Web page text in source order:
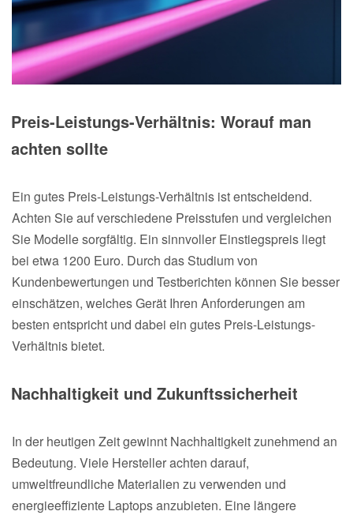
Preis-Leistungs-Verhältnis: Worauf man
achten sollte
Ein gutes Preis-Leistungs-Verhältnis ist entscheidend.
Achten Sie auf verschiedene Preisstufen und vergleichen
Sie Modelle sorgfältig. Ein sinnvoller Einstiegspreis liegt
bei etwa 1200 Euro. Durch das Studium von
Kundenbewertungen und Testberichten können Sie besser
einschätzen, welches Gerät Ihren Anforderungen am
besten entspricht und dabei ein gutes Preis-Leistungs-
Verhältnis bietet.
Nachhaltigkeit und Zukunftssicherheit
In der heutigen Zeit gewinnt Nachhaltigkeit zunehmend an
Bedeutung. Viele Hersteller achten darauf,
umweltfreundliche Materialien zu verwenden und
energieeffiziente Laptops anzubieten. Eine längere